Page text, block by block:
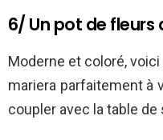
6/ Un pot de fleurs
Moderne et coloré,
mariera parfaitement à
coupler avec la table de